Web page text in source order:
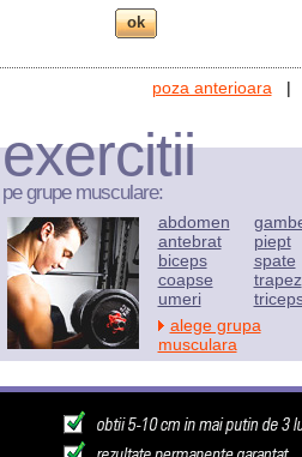
poza anterioara
exercitii
pe grupe musculare:
abdomen
antebrat
biceps
coapse
umeri
piept
spate
trapez
alege grupa
musculara